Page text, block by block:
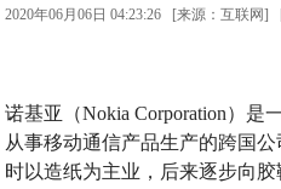
2020年06月06日 04:23:26 [来源：互联网]
诺基亚（Nokia Corporation）
从事移动通信产品生产的跨国
时以造纸为主业，后来逐步向